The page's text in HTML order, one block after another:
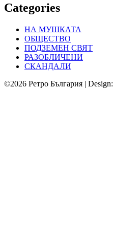
Categories
НА МУШКАТА
ОБЩЕСТВО
ПОДЗЕМЕН СВЯТ
РАЗОБЛИЧЕНИ
СКАНДАЛИ
©2026 Ретро България | Design: